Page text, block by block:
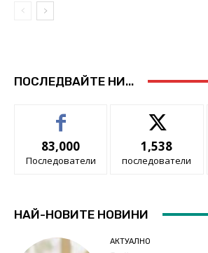
ПОСЛЕДВАЙТЕ НИ...
83,000
Последователи
1,538
последователи
НАЙ-НОВИТЕ НОВИНИ
АКТУАЛНО